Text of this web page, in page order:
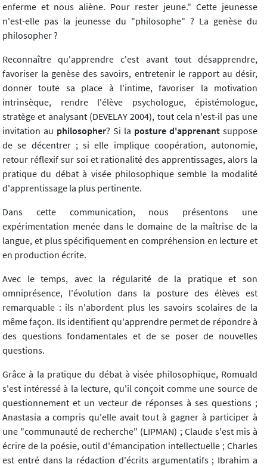
enferme et nous aliène. Pour rester jeune." Cette jeunesse
n'est-elle pas la jeunesse du "philosophe" ? La genèse du
philosopher ?
Reconnaître qu'apprendre c'est avant tout désapprendre,
favoriser la genèse des savoirs, entretenir le rapport au désir,
donner toute sa place à l'intime, favoriser la motivation
intrinsèque, rendre l'élève psychologue, épistémologue,
stratège et analysant (DEVELAY 2004), tout cela n'est-il pas une
invitation au philosopher? Si la posture d'apprenant suppose
de se décentrer ; si elle implique coopération, autonomie,
retour réflexif sur soi et rationalité des apprentissages, alors la
pratique du débat à visée philosophique semble la modalité
d'apprentissage la plus pertinente.
Dans cette communication, nous présentons une
expérimentation menée dans le domaine de la maîtrise de la
langue, et plus spécifiquement en compréhension en lecture et
en production écrite.
Avec le temps, avec la régularité de la pratique et son
omniprésence, l'évolution dans la posture des élèves est
remarquable : ils n'abordent plus les savoirs scolaires de la
même façon. Ils identifient qu'apprendre permet de répondre à
des questions fondamentales et de se poser de nouvelles
questions.
Grâce à la pratique du débat à visée philosophique, Romuald
s'est intéressé à la lecture, qu'il conçoit comme une source de
questionnement et un vecteur de réponses à ses questions ;
Anastasia a compris qu'elle avait tout à gagner à participer à
une "communauté de recherche" (LIPMAN) ; Claude s'est mis à
écrire de la poésie, outil d'émancipation intellectuelle ; Charles
est entré dans la rédaction d'écrits argumentatifs ; Ibrahim a